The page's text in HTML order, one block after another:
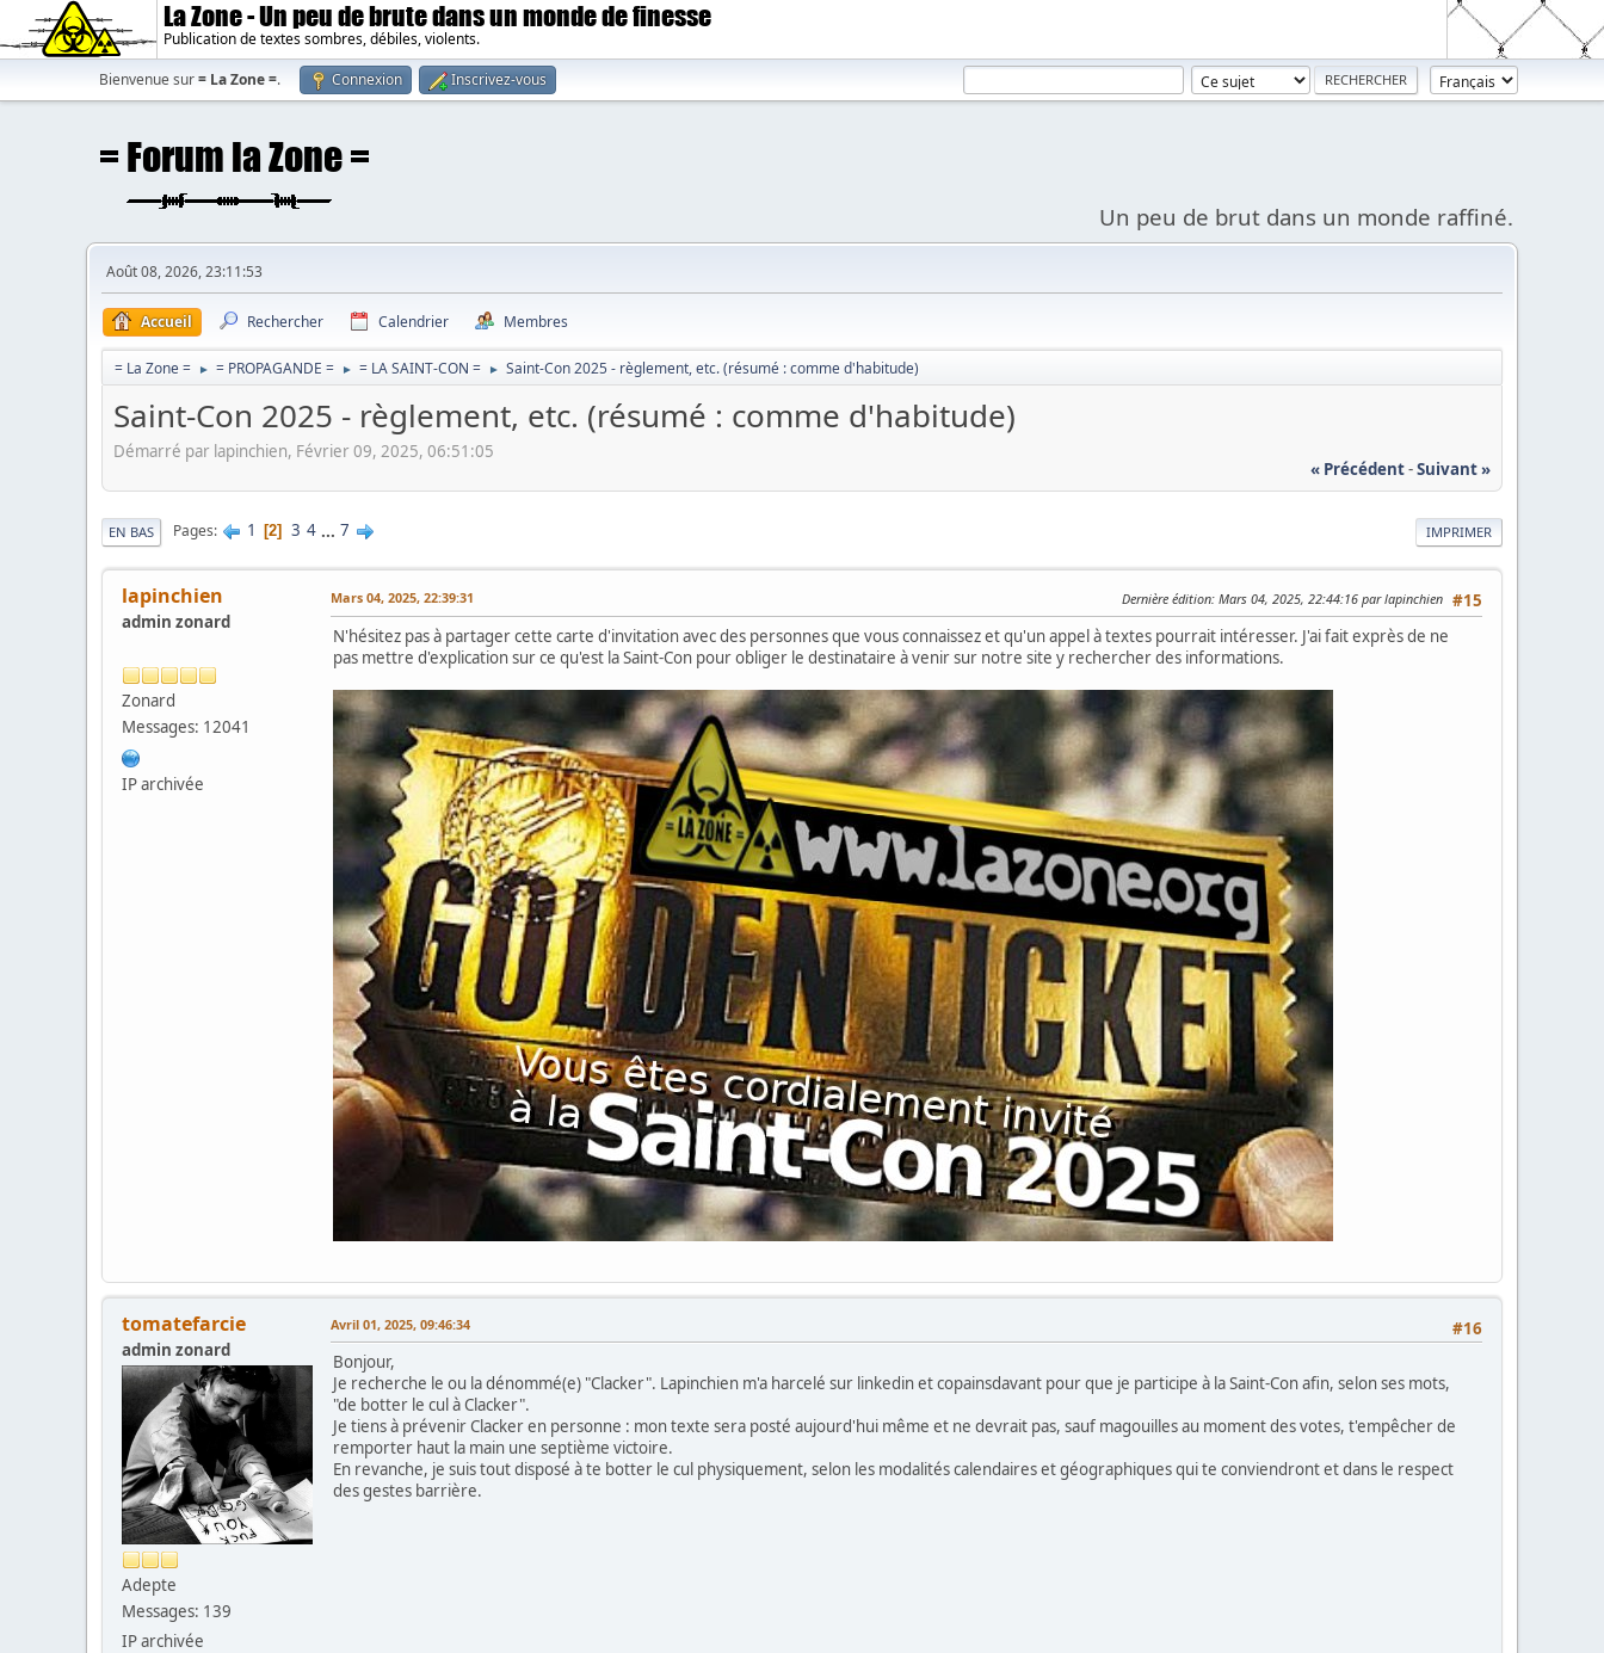
La Zone - Un peu de brute dans un monde de finesse
Publication de textes sombres, débiles, violents.
Bienvenue sur= La Zone =. Connexion Inscrivez-vous
Un peu de brut dans un monde raffiné.
Août 08, 2026, 23:11:53
Accueil Rechercher Calendrier Membres
= La Zone = ► = PROPAGANDE = ► = LA SAINT-CON = ► Saint-Con 2025 - règlement, etc. (résumé : comme d'habitude)
Saint-Con 2025 - règlement, etc. (résumé : comme d'habitude)
Démarré par lapinchien, Février 09, 2025, 06:51:05
« Précédent-Suivant »
IMPRIMER
EN BAS Pages 1 2 3 4 ... 7
lapinchien
admin zonard
Zonard
Messages: 12041
IP archivée
#15
Mars 04, 2025, 22:39:31 Dernière édition: Mars 04, 2025, 22:44:16 par lapinchien
N'hésitez pas à partager cette carte d'invitation avec des personnes que vous connaissez et qu'un appel à textes pourrait intéresser. J'ai fait exprès de ne
pas mettre d'explication sur ce qu'est la Saint-Con pour obliger le destinataire à venir sur notre site y rechercher des informations.
tomatefarcie
admin zonard
Adepte
Messages: 139
IP archivée
#16
Avril 01, 2025, 09:46:34
Bonjour,
Je recherche le ou la dénommé(e) "Clacker". Lapinchien m'a harcelé sur linkedin et copainsdavant pour que je participe à la Saint-Con afin, selon ses mots,
"de botter le cul à Clacker".
Je tiens à prévenir Clacker en personne : mon texte sera posté aujourd'hui même et ne devrait pas, sauf magouilles au moment des votes, t'empêcher de
remporter haut la main une septième victoire.
En revanche, je suis tout disposé à te botter le cul physiquement, selon les modalités calendaires et géographiques qui te conviendront et dans le respect
des gestes barrière.